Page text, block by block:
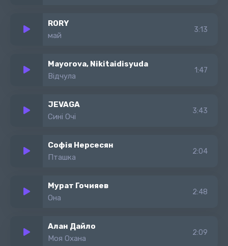
RORY
май
3:13
Mayorova, Nikitaidisyuda
Відчула
1:47
JEVAGA
Сині Очі
3:43
Софія Нерсесян
Пташка
2:04
Мурат Гочияев
Она
2:48
Алан Дайло
Моя Охана
2:09